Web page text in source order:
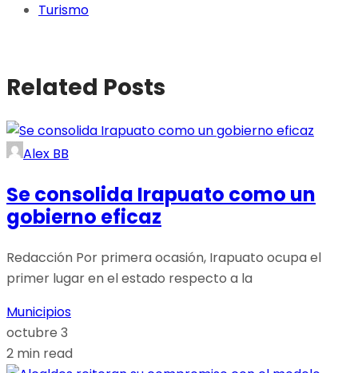
Turismo
Related Posts
Alex BB
Se consolida Irapuato como un
gobierno eficaz
Redacción Por primera ocasión, Irapuato ocupa el
primer lugar en el estado respecto a la
Municipios
octubre 3
2 min read